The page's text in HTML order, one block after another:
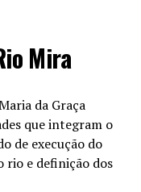
Mira
da Graça
que integram o
de execução do
rio e definição dos